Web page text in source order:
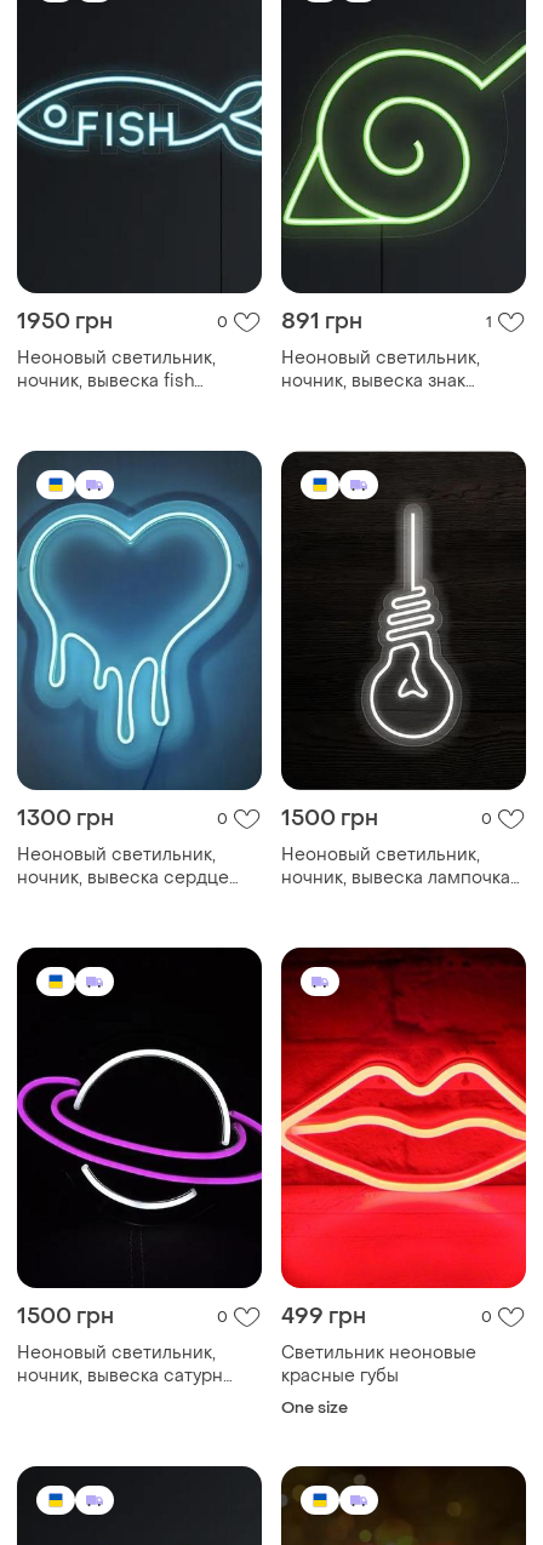
1950 грн 0
Неоновый светильник,
ночник, вывеска fish
891 грн 1
Неоновый светильник,
ночник, вывеска знак
1300 грн 0
Неоновый светильник,
ночник, вывеска сердце
1500 грн 0
Неоновый светильник,
ночник, вывеска лампочка
1500 грн 0
Неоновый светильник,
ночник, вывеска сатурн
499 грн 0
Светильник неоновые
красные губы
One size